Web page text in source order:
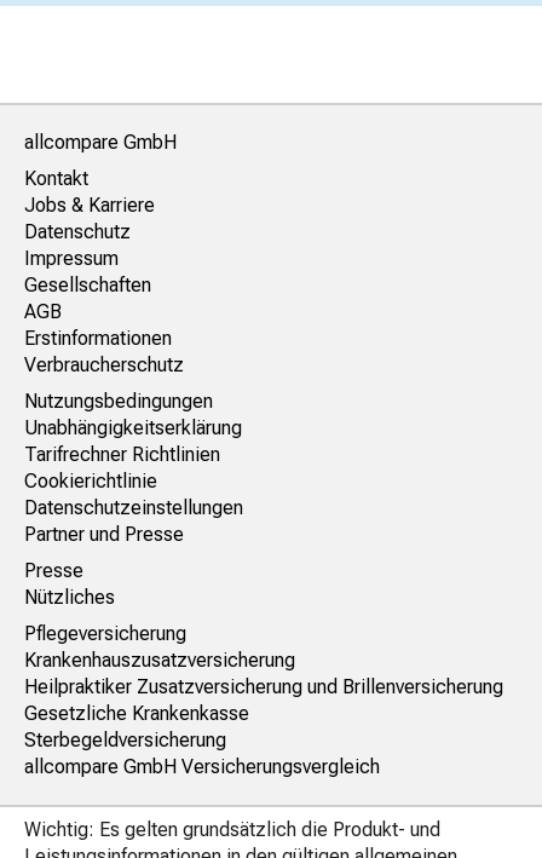
allcompare GmbH
Kontakt
Jobs & Karriere
Datenschutz
Impressum
Gesellschaften
AGB
Erstinformationen
Verbraucherschutz
Nutzungsbedingungen
Unabhängigkeitserklärung
Tarifrechner Richtlinien
Cookierichtlinie
Datenschutzeinstellungen
Partner und Presse
Presse
Nützliches
Pflegeversicherung
Krankenhauszusatzversicherung
Heilpraktiker Zusatzversicherung und Brillenversicherung
Gesetzliche Krankenkasse
Sterbegeldversicherung
allcompare GmbH Versicherungsvergleich
Wichtig: Es gelten grundsätzlich die Produkt- und